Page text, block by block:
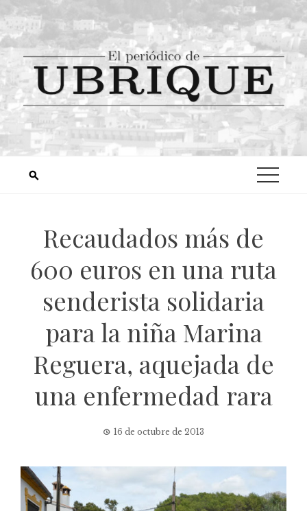
Recaudados más de
600 euros en una ruta
senderista solidaria
para la niña Marina
Reguera, aquejada de
una enfermedad rara
16 de octubre de 2013